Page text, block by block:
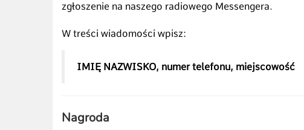
zgłoszenie na naszego radiowego Messengera.
W treści wiadomości wpisz:
IMIĘ NAZWISKO, numer telefonu, miejscowość
Nagroda